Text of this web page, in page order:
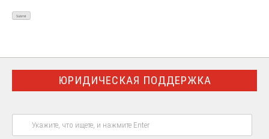
ЮРИДИЧЕСКАЯ ПОДДЕРЖКА